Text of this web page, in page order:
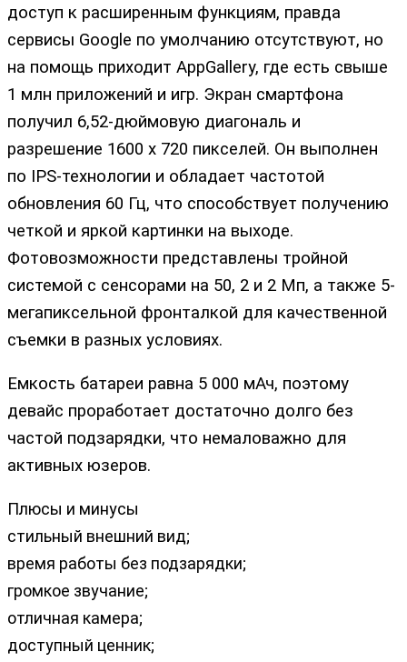
доступ к расширенным функциям, правда
сервисы Google по умолчанию отсутствуют, но
на помощь приходит AppGallery, где есть свыше
1 млн приложений и игр. Экран смартфона
получил 6,52-дюймовую диагональ и
разрешение 1600 х 720 пикселей. Он выполнен
по IPS-технологии и обладает частотой
обновления 60 Гц, что способствует получению
четкой и яркой картинки на выходе.
Фотовозможности представлены тройной
системой с сенсорами на 50, 2 и 2 Мп, а также 5-
мегапиксельной фронталкой для качественной
съемки в разных условиях.
Емкость батареи равна 5 000 мАч, поэтому
девайс проработает достаточно долго без
частой подзарядки, что немаловажно для
активных юзеров.
Плюсы и минусы
стильный внешний вид;
время работы без подзарядки;
громкое звучание;
отличная камера;
доступный ценник;